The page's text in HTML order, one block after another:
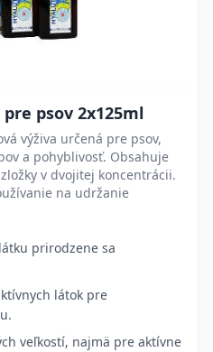
psov 2x125ml
výživa určená pre psov,
a pohyblivosť. Obsahuje
v dvojitej koncentrácii.
na udržanie
prirodzene sa
látok pre
veľkostí, najmä pre aktívne